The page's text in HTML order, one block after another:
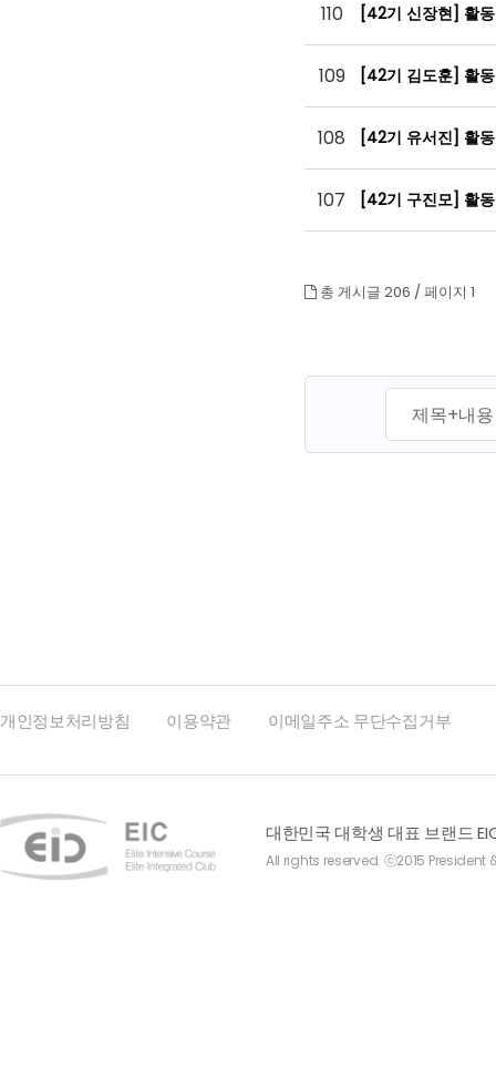
110 [42기 신장현] 활
109 [42기 김도훈] 활
108 [42기 유서진] 활
107 [42기 구진모] 활
총 게시글 206 /페이지 1
개인정보처리방침 이용약관 이메일주소 무단수집거부
대한민국 대학생 대표 브랜드
All rights reserved. ⓒ2015